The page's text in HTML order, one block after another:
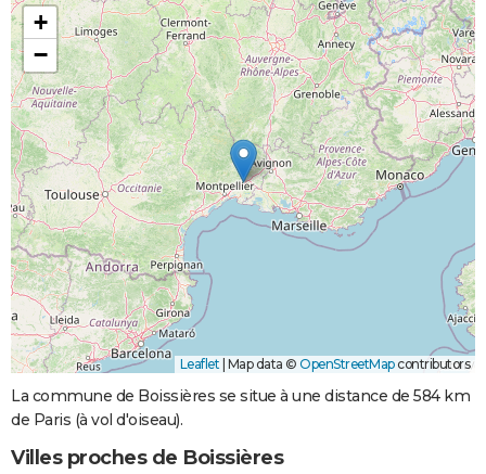
+
−
Leaflet Map data © OpenStreetMapcontributors
La commune de Boissières se situe à une distance de 584 km
de Paris (à vol d'oiseau).
Villes proches de Boissières